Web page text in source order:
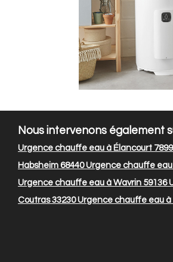
Nous intervenons également
Urgence chauffe eau à Élancourt
Habsheim 68440Urgence chauffe eau
Urgence chauffe eau à Wavrin 59136
Coutras 33230Urgence chauffe eau à